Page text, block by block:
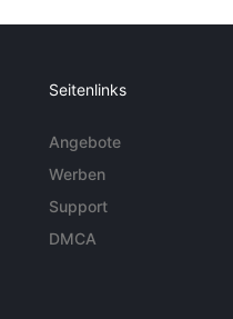
Seitenlinks
Angebote
Werben
Support
DMCA